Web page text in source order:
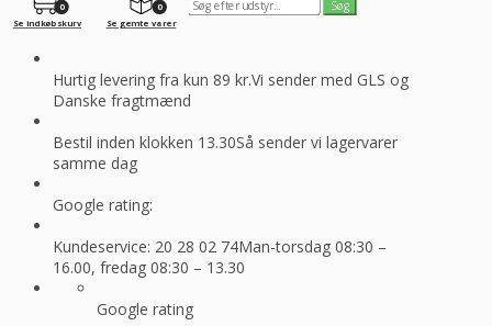
0
Se gemte varer
0
Se indkøbskurv
Hurtig levering fra kun 89 kr.Vi sender med GLS og
Danske fragtmænd
Bestil inden klokken 13.30Så sender vi lagervarer
samme dag
Google rating:
Kundeservice: 20 28 02 74Man-torsdag 08:30 –
16.00, fredag 08:30 – 13.30
Google rating